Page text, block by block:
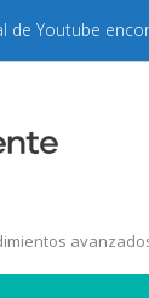
de Youtube